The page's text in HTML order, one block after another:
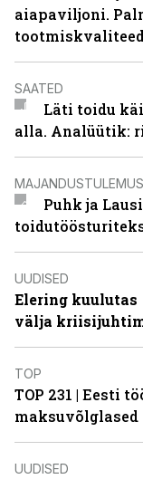
aiapaviljoni.
SAATED
Läti toidu
alla. Analüütik:
Puhk ja
UUDISED
Elering kuulutas
välja
TOP
TOP 231 | Eesti
maksuvõlglased
UUDISED